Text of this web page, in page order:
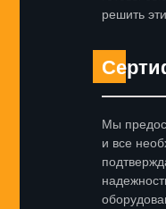
решить
Мы
и все